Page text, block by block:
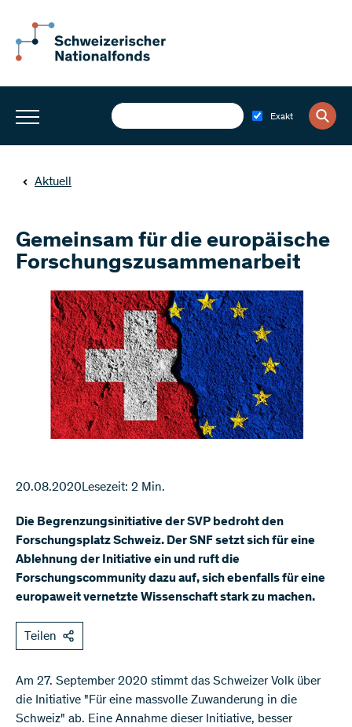
Exakt
Aktuell
Gemeinsam für die europäische
Forschungszusammenarbeit
20.08.2020Lesezeit: 2 Min.
Die Begrenzungsinitiative der SVP bedroht den
Forschungsplatz Schweiz. Der SNF setzt sich für eine
Ablehnung der Initiative ein und ruft die
Forschungscommunity dazu auf, sich ebenfalls für eine
europaweit vernetzte Wissenschaft stark zu machen.
Teilen
​Am 27. September 2020 stimmt das Schweizer Volk über
die Initiative "Für eine massvolle Zuwanderung in die
Schweiz" ab. Eine Annahme dieser Initiative, besser